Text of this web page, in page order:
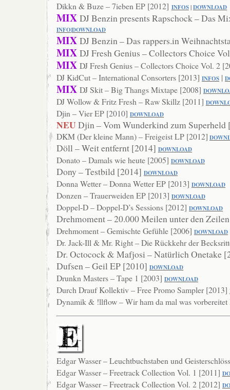
Dikkn & Buze – 7ieben EP [2012] INFOS|DOWNLOAD
MIX DJ Benzin presents Rapschock – Das
INFO|DOWNLOAD
MIX DJ Benzin – Das rappers.in
MIX DJ Fresh Genius – Collectors Choice
MIX DJ Fresh Genius – Collectors Choice Vol. 2
DJ KidCut – International Consorters [2013] INFOS |
MIX DJ Skit – Big Thangs Mixtape [2008]
DJ Wollow & Fritz Fresh – Raw Skillz [2011]
Djin – Vier EP [2010] DOWNLOAD
NEUDjin – Vom Wunderkind zum
DKM (Der kleine Mann) – Freigeist LP [2012]
Döll – Weit entfernt [2014] DOWNLOAD
Donato – Damals wie heute [2005] DOWNLOAD
Dony – Testbild [2014] DOWNLOAD
Donna Wetter – Donna Wetter EP [2013] DOWNLOAD
Donzen – Trauerweiden EP [2013] DOWNLOAD
Doppel-D – Doppel-D’s Sessions [2012] DOWNLOAD
Drehmoment – 20.000 Meilen unter den
Drehmoment – Gemischte Gefühle [2006] DOWNLOAD
Dr. Jack-Ill & Mr. Right – Die Rückkehr der
Dr. Octocock & Mafjosi – Natürlich Onetake
Dufsen – Geil EP [2010] DOWNLOAD
Drunkn Masters – Tape 1 [2003] DOWNLOAD
Durch Drauf Kollektiv – Free Promo Sampler [2013]
Dynamik & !llflow – Wir ham da mal was
Edgar Wasser – Leuchtbuchstaben und
Edgar Wasser – Freetrack Collection Vol. 1 [2011]
Edgar Wasser – Freetrack Collection Vol. 2 [2012]